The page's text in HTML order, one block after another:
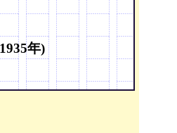
年)